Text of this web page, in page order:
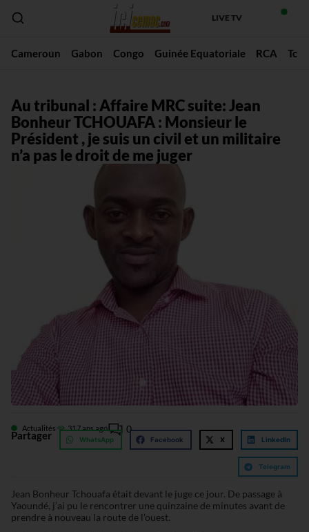
LIVE TV
Cameroun Gabon Congo Guinée Equatoriale RCA
Au tribunal : Affaire MRC suite: Jean
Bonheur TCHOUAFA : Monsieur le
Président , je suis un civil et un militaire
n’a pas le droit de me juger
Actualités 317 ans ago 0
Partager WhatsApp Facebook X LinkedIn
Telegram
Jean Bonheur Tchouafa était devant le juge ce jour. De passage à
Yaoundé, j’ai pu le rencontrer une quinzaine de minutes avant de
prendre à nouveau la route de l’ouest.